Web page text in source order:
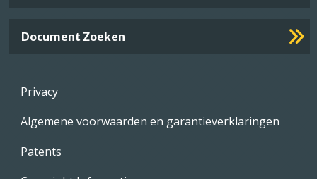
Document Zoeken
Footer
Privacy
Algemene voorwaarden en garantieverklaringen
Patents